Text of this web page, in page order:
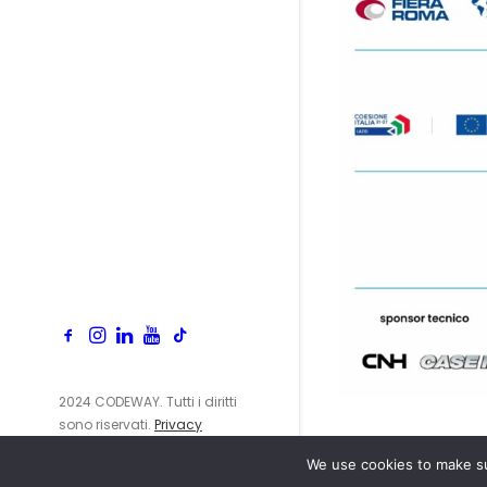
2024 CODEWAY. Tutti i diritti
sono riservati. Privacy
We use cookies to make